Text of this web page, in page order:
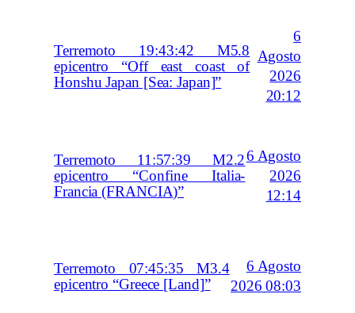
Terremoto 19:43:42 M5.8
epicentro “Off east coast of
Honshu Japan [Sea: Japan]”
6
Agosto
2026
20:12
Terremoto 11:57:39 M2.2
epicentro “Confine Italia-
Francia (FRANCIA)”
6 Agosto
2026
12:14
Terremoto 07:45:35 M3.4
epicentro “Greece [Land]”
6 Agosto
2026 08:03